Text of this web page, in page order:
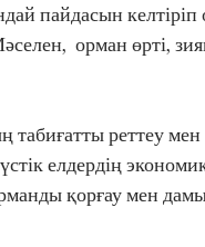
пайдасын келтіріп
орман өрті,
табиғатты реттеу
елдердің
қорғау мен